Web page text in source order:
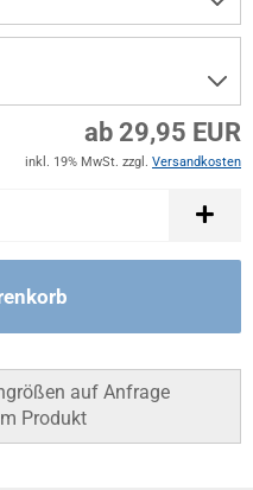
ab 29,95 EUR
inkl. 19% MwSt. zzgl. Versandkosten
auf Anfrage
Produkt